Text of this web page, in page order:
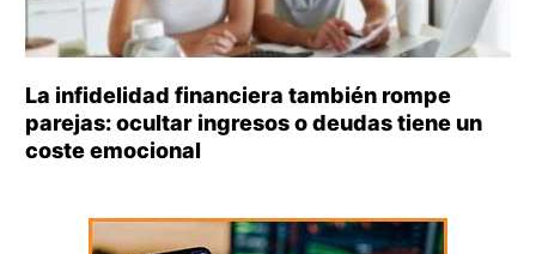
La infidelidad financiera también rompe
parejas: ocultar ingresos o deudas tiene un
coste emocional